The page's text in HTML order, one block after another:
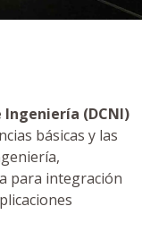
(DCNI)
básicas y las
para integración